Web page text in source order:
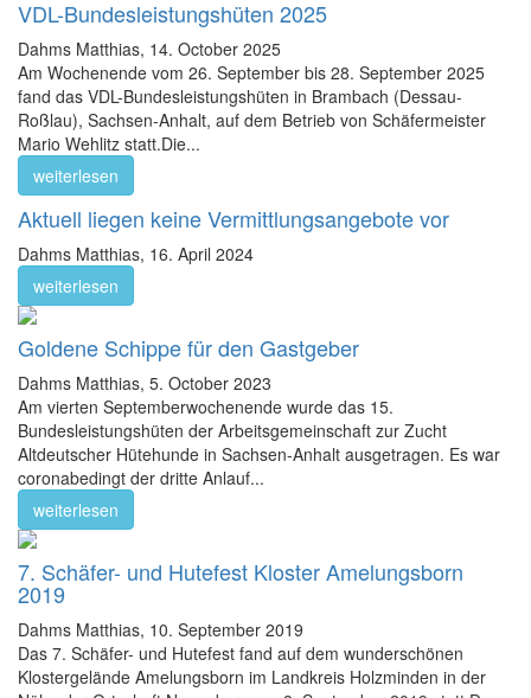
VDL-Bundesleistungshüten 2025
Dahms Matthias, 14. October 2025
Am Wochenende vom 26. September bis 28. September 2025
fand das VDL-Bundesleistungshüten in Brambach (Dessau-
Roßlau), Sachsen-Anhalt, auf dem Betrieb von Schäfermeister
Mario Wehlitz statt.Die...
weiterlesen
Aktuell liegen keine Vermittlungsangebote vor
Dahms Matthias, 16. April 2024
weiterlesen
Goldene Schippe für den Gastgeber
Dahms Matthias, 5. October 2023
Am vierten Septemberwochenende wurde das 15.
Bundesleistungshüten der Arbeitsgemeinschaft zur Zucht
Altdeutscher Hütehunde in Sachsen-Anhalt ausgetragen. Es war
coronabedingt der dritte Anlauf...
weiterlesen
7. Schäfer- und Hutefest Kloster Amelungsborn
2019
Dahms Matthias, 10. September 2019
Das 7. Schäfer- und Hutefest fand auf dem wunderschönen
Klostergelände Amelungsborn im Landkreis Holzminden in der